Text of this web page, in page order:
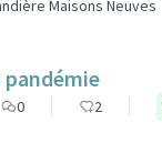
Maisons Neuves
pandémie
0 2